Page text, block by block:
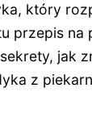
który
przepis na
jak
z